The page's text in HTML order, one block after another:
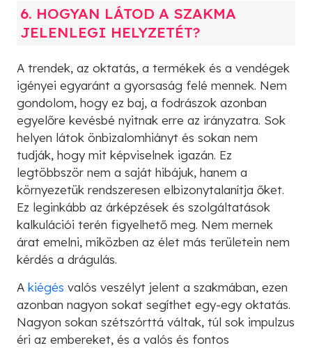
6. HOGYAN LÁTOD A SZAKMA
JELENLEGI HELYZETÉT?
A trendek, az oktatás, a termékek és a vendégek
igényei egyaránt a gyorsaság felé mennek. Nem
gondolom, hogy ez baj, a fodrászok azonban
egyelőre kevésbé nyitnak erre az irányzatra. Sok
helyen látok önbizalomhiányt és sokan nem
tudják, hogy mit képviselnek igazán. Ez
legtöbbször nem a saját hibájuk, hanem a
környezetük rendszeresen elbizonytalanítja őket.
Ez leginkább az árképzések és szolgáltatások
kalkulációi terén figyelhető meg. Nem mernek
árat emelni, miközben az élet más területein nem
kérdés a drágulás.
A kiégés valós veszélyt jelent a szakmában, ezen
azonban nagyon sokat segíthet egy-egy oktatás.
Nagyon sokan szétszórttá váltak, túl sok impulzus
éri az embereket, és a valós és fontos